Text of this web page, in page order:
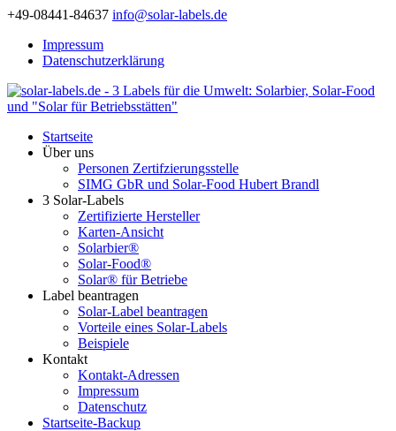
+49-08441-84637 info@solar-labels.de
Impressum
Datenschutzerklärung
Startseite
Über uns
Personen Zertifzierungsstelle
SIMG GbR und Solar-Food Hubert Brandl
3 Solar-Labels
Zertifizierte Hersteller
Karten-Ansicht
Solarbier®
Solar-Food®
Solar® für Betriebe
Label beantragen
Solar-Label beantragen
Vorteile eines Solar-Labels
Beispiele
Kontakt
Kontakt-Adressen
Impressum
Datenschutz
Startseite-Backup